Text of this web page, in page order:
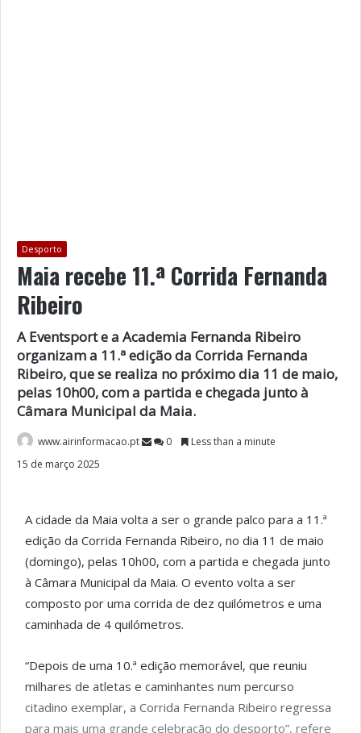
Desporto
Maia recebe 11.ª Corrida Fernanda
Ribeiro
A Eventsport e a Academia Fernanda Ribeiro
organizam a 11.ª edição da Corrida Fernanda
Ribeiro, que se realiza no próximo dia 11 de maio,
pelas 10h00, com a partida e chegada junto à
Câmara Municipal da Maia.
www.airinformacao.pt 0
Less than a minute
15 de março 2025
A cidade da Maia volta a ser o grande palco para a 11.ª
edição da Corrida Fernanda Ribeiro, no dia 11 de maio
(domingo), pelas 10h00, com a partida e chegada junto
à Câmara Municipal da Maia. O evento volta a ser
composto por uma corrida de dez quilómetros e uma
caminhada de 4 quilómetros.
“Depois de uma 10.ª edição memorável, que reuniu
milhares de atletas e caminhantes num percurso
citadino exemplar, a Corrida Fernanda Ribeiro regressa
para mais uma grande celebração do desporto”, refere